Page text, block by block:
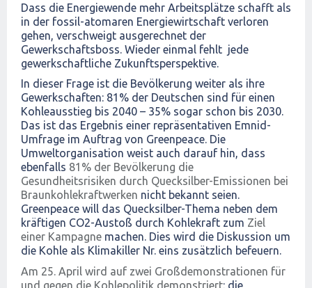
Dass die Energiewende mehr Arbeitsplätze schafft als
in der fossil-atomaren Energiewirtschaft verloren
gehen, verschweigt ausgerechnet der
Gewerkschaftsboss. Wieder einmal fehlt jede
gewerkschaftliche Zukunftsperspektive.
In dieser Frage ist die Bevölkerung weiter als ihre
Gewerkschaften: 81% der Deutschen sind für einen
Kohleausstieg bis 2040 – 35% sogar schon bis 2030.
Das ist das Ergebnis einer repräsentativen Emnid-
Umfrage im Auftrag von Greenpeace. Die
Umweltorganisation weist auch darauf hin, dass
ebenfalls 81% der Bevölkerung die
Gesundheitsrisiken durch Quecksilber-Emissionen bei
Braunkohlekraftwerken nicht bekannt seien.
Greenpeace will das Quecksilber-Thema neben dem
kräftigen CO2-Austoß durch Kohlekraft zum Ziel
einer Kampagne machen. Dies wird die Diskussion um
die Kohle als Klimakiller Nr. eins zusätzlich befeuern.
Am 25. April wird auf zwei Großdemonstrationen für
und gegen die Kohlepolitik demonstriert: die